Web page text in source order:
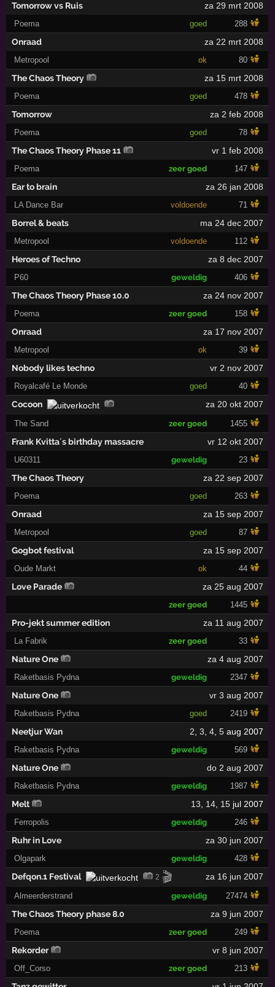
Tomorrow vs Ruis za 29 mrt 2008
Poema goed 288
Onraad za 22 mrt 2008
Metropool ok 80
The Chaos Theory za 15 mrt 2008
Poema goed 478
Tomorrow za 2 feb 2008
Poema goed 78
The Chaos Theory Phase 11 vr 1 feb 2008
Poema zeer goed 147
Ear to brain za 26 jan 2008
LA Dance Bar voldoende 71
Borrel & beats ma 24 dec 2007
Metropool voldoende 112
Heroes of Techno za 8 dec 2007
P60 geweldig 406
The Chaos Theory Phase 10.0 za 24 nov 2007
Poema zeer goed 158
Onraad za 17 nov 2007
Metropool ok 39
Nobody likes techno vr 2 nov 2007
Royalcafé Le Monde goed 40
Cocoon za 20 okt 2007
The Sand zeer goed 1455
Frank Kvitta´s birthday massacre vr 12 okt 2007
U60311 geweldig 23
The Chaos Theory za 22 sep 2007
Poema goed 263
Onraad za 15 sep 2007
Metropool goed 87
Gogbot festival za 15 sep 2007
Oude Markt ok 44
Love Parade za 25 aug 2007
zeer goed 1445
Pro-jekt summer edition za 11 aug 2007
La Fabrik zeer goed 33
Nature One za 4 aug 2007
Raketbasis Pydna geweldig 2347
Nature One vr 3 aug 2007
Raketbasis Pydna goed 2419
Neetjur Wan 2, 3, 4, 5aug 2007
Raketbasis Pydna geweldig 569
Nature One do 2 aug 2007
Raketbasis Pydna geweldig 1987
Melt 13, 14, 15jul 2007
Ferropolis geweldig 246
Ruhr in Love za 30 jun 2007
Olgapark geweldig 428
Defqon.1 Festival 2 🎬 za 16 jun 2007
Almeerderstrand geweldig 27474
The Chaos Theory phase 8.0 za 9 jun 2007
Poema zeer goed 249
Rekorder vr 8 jun 2007
Off_Corso zeer goed 213